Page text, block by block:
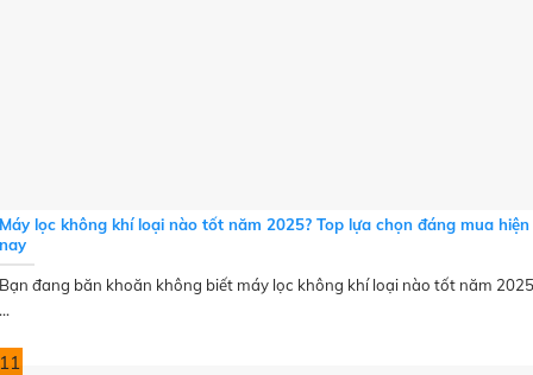
Máy lọc không khí loại nào tốt năm 2025? Top lựa chọn đáng mua hiện
nay
Bạn đang băn khoăn không biết máy lọc không khí loại nào tốt năm 2025
...
11